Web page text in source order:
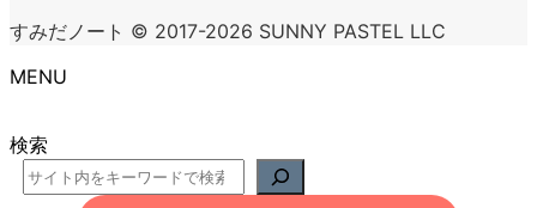
すみだノート © 2017-2026 SUNNY PASTEL LLC
MENU
検索